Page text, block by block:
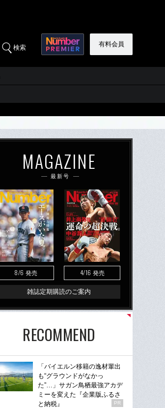
検索 有料会員
MAGAZINE
最新号
8/6 発売 4/16 発売
雑誌定期購読のご案内
RECOMMEND
「バイエルン移籍の逸材輩出
も“グラウンドがなかっ
た”…」サガン鳥栖最強アカデ
ミーを変えた『企業版ふるさ
と納税』
PR